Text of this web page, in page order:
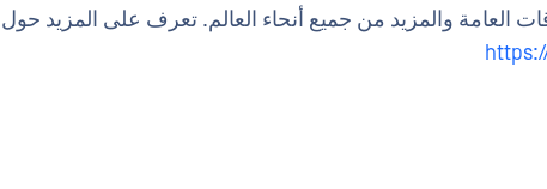
العامة والمزيد من جميع أنحاء العالم. تعرف على المزيد حول